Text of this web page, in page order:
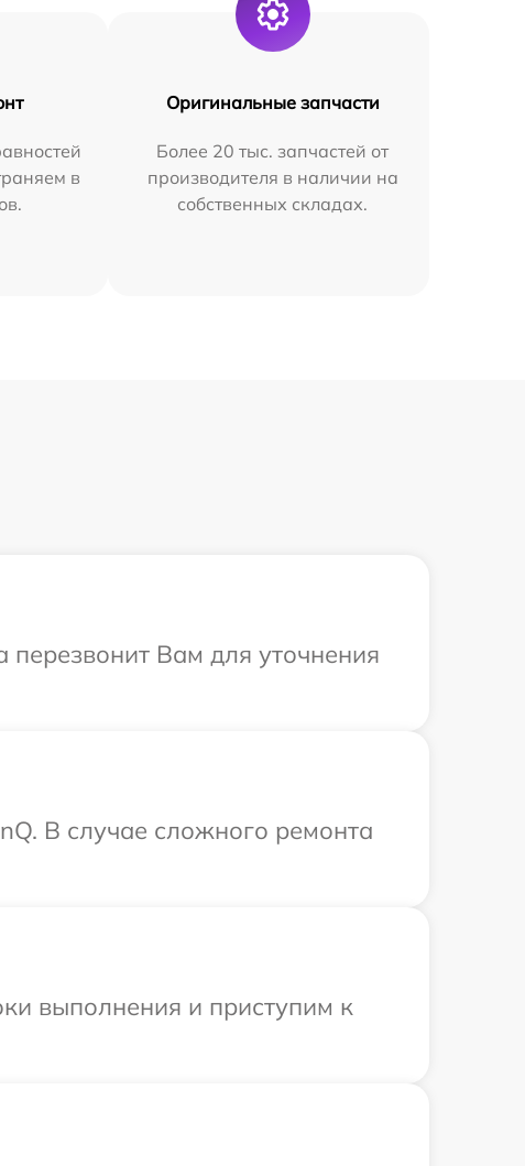
в
Оригинальные запчасти
Более 20 тыс. запчастей от
производителя в наличии на
собственных складах.
перезвонит Вам для уточнения
В случае сложного ремонта
выполнения и приступим к